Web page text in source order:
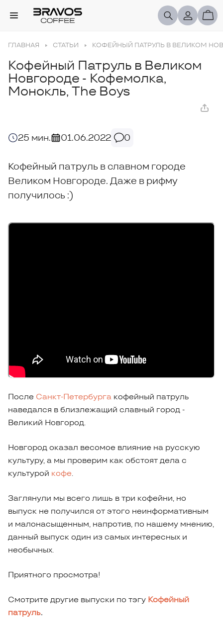
ГЛАВНАЯ СТАТЬИ КОФЕЙНЫЙ ПАТРУЛЬ В ВЕЛИКОМ
Кофейный Патруль в Великом
Новгороде - Кофемолка,
Монокль, The Boys
25 мин. 01.06.2022 0
Кофейный патруль в славном городе
Великом Новгороде. Даже в рифму
получилось :)
После Санкт-Петербурга кофейный патруль
наведался в близлежащий славный город -
Великий Новгород.
Новгород оказал весомое влияние на русскую
культуру, а мы проверим как обстоят дела с
культурой кофе.
Заглянули мы всего лишь в три кофейни, но
выпуск не получился от этого неинформативным
и малонасыщенным, напротив, по нашему мнению,
данный выпуск один из самых интересных и
необычных.
Приятного просмотра!
Смотрите другие выпуски по тэгу Кофейный
патруль.